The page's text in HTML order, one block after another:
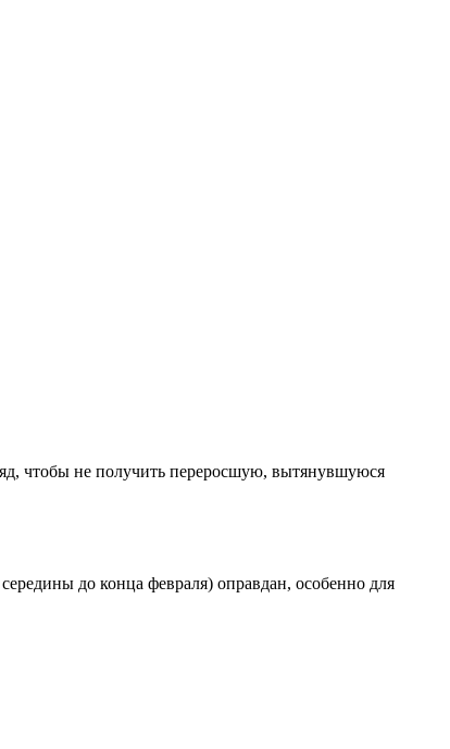
чтобы не получить переросшую, вытянувшуюся
до конца февраля) оправдан, особенно для